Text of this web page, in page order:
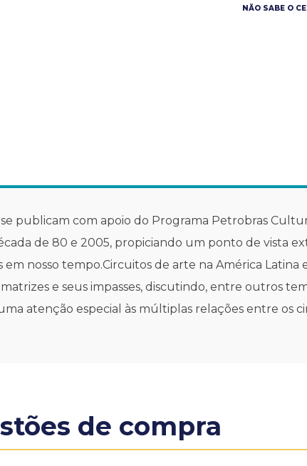
NÃO SABE O
publicam com apoio do Programa Petrobras
de 80 e 2005, propiciando um ponto de vista
nosso tempo.Circuitos de arte na América Latina
e seus impasses, discutindo, entre outros
atenção especial às múltiplas relações entre os
de compra